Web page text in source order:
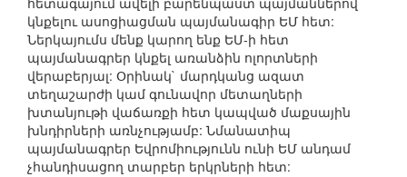
կնքելու ասոցիացման պայմանագիր ԵՄ հետ:
Ներկայումս մենք կարող ենք ԵՄ-ի հետ
պայմանագրեր կնքել առանձին ոլորտների
վերաբերյալ: Օրինակ` մարդկանց ազատ
տեղաշարժի կամ գունավոր մետաղների
խտանյութի վաճառքի հետ կապված մաքսային
խնդիրների առնչությամբ: Նմանատիպ
պայմանագրեր Եվրոմիությունն ունի ԵՄ անդամ
չհանդիսացող տարբեր երկրների հետ: